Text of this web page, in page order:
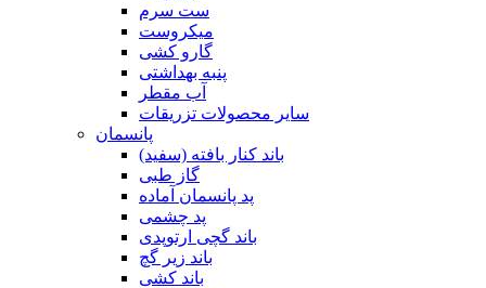
ست سرم
میکروست
گارو کشی
پنبه بهداشتی
آب مقطر
سایر محصولات تزریقات
پانسمان
باند کنار بافته (سفید)
گاز طبی
پد پانسمان آماده
پد چشمی
باند گچی ارتوپدی
باند زیر گچ
باند کشی